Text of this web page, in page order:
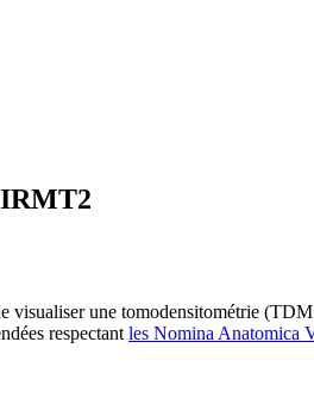
visualiser une tomodensitométrie
respectant les Nomina Anatomica